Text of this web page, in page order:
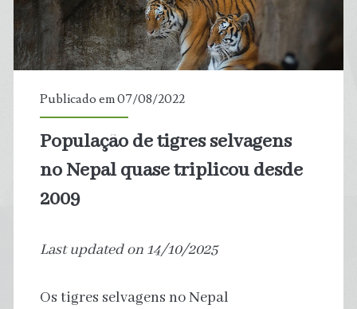
Publicado em 07/08/2022
População de tigres selvagens
no Nepal quase triplicou desde
2009
Last updated on 14/10/2025
Os tigres selvagens no Nepal